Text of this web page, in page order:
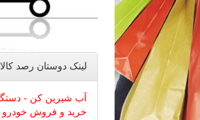
لینک دوستان رصد كالا
آب شیرین کن -
خرید و فروش خودرو